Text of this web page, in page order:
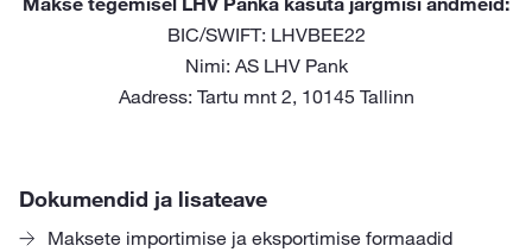
BIC/SWIFT: LHVBEE22
Nimi: AS LHV Pank
Aadress: Tartu mnt 2, 10145 Tallinn
Dokumendid ja lisateave
Maksete importimise ja eksportimise formaadid